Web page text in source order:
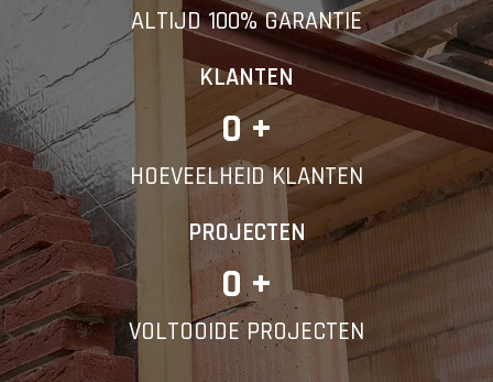
ALTIJD 100% GARANTIE
KLANTEN
0 +
HOEVEELHEID KLANTEN
PROJECTEN
0 +
VOLTOOIDE PROJECTEN